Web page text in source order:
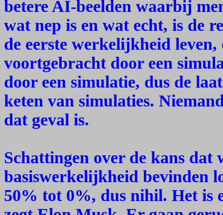
betere AI-beelden waarbij
wat nep is en wat echt, is de
de eerste werkelijkheid
voortgebracht door een
door een simulatie, dus de
keten van simulaties.
dat geval is.
Schattingen over de kans dat
basiswerkelijkheid bevinden
50% tot 0%, dus nihil. Het is